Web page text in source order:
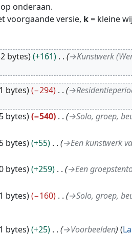
onderaan.
voorgaande versie, k= kleine
bytes +161 →Kunstwerk
bytes −294 →
bytes −540 →Solo, groep,
bytes +55 →Een kunstwerk
bytes +259 →Een
bytes −160 →Solo, groep,
bytes +25 →Voorbeelden